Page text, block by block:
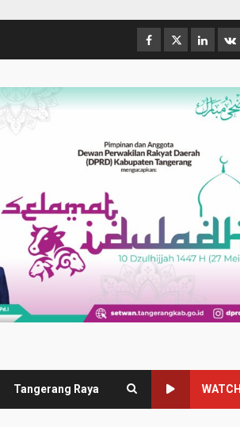
Facebook
Twitter VK
Tangerang Raya